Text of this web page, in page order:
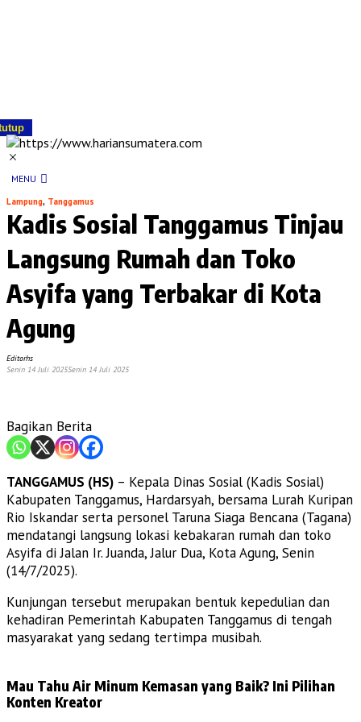
MENU
Lampung, Tanggamus
Kadis Sosial Tanggamus Tinjau
Langsung Rumah dan Toko
Asyifa yang Terbakar di Kota
Agung
Editorhs
Senin 14 Juli 2025Senin 14 Juli 2025
Bagikan Berita
TANGGAMUS (HS) – Kepala Dinas Sosial (Kadis Sosial)
Kabupaten Tanggamus, Hardarsyah, bersama Lurah Kuripan
Rio Iskandar serta personel Taruna Siaga Bencana (Tagana)
mendatangi langsung lokasi kebakaran rumah dan toko
Asyifa di Jalan Ir. Juanda, Jalur Dua, Kota Agung, Senin
(14/7/2025).
Kunjungan tersebut merupakan bentuk kepedulian dan
kehadiran Pemerintah Kabupaten Tanggamus di tengah
masyarakat yang sedang tertimpa musibah.
Mau Tahu Air Minum Kemasan yang Baik? Ini Pilihan
Konten Kreator